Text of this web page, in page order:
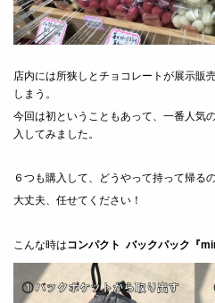
店内には所狭しとチョコレートが展示販
しまう。
今回は初ということもあって、一番人気
入してみました。
６つも購入して、どうやって持って帰る
大丈夫、任せてください！
こんな時はコンパクト バックパック『